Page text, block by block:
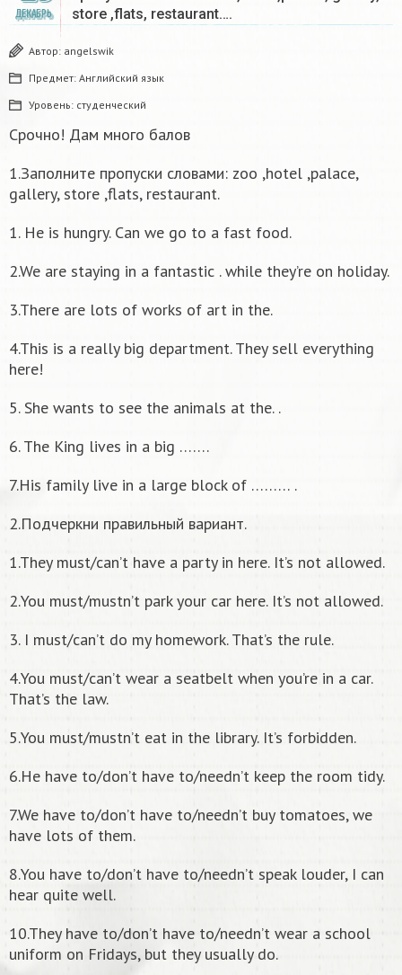
ДЕКАБРЬ
store ,flats, restaurant….
Автор: angelswik
Предмет: Английский язык
Уровень: студенческий
Срочно! Дам много балов
1.Заполните пропуски словами: zoo ,hotel ,palace,
gallery, store ,flats, restaurant.
1. He is hungry. Can we go to a fast food.
2.We are staying in a fantastic . while they’re on holiday.
3.There are lots of works of art in the.
4.This is a really big department. They sell everything
here!
5. She wants to see the animals at the. .
6. The Кing lives in a big …….
7.His family live in a large block of ……… .
2.Подчеркни правильный вариант.
1.They must/can’t have a party in here. It’s not allowed.
2.You must/mustn’t park your car here. It’s not allowed.
3. I must/can’t do my homework. That’s the rule.
4.You must/can’t wear a seatbelt when you’re in a car.
That’s the law.
5.You must/mustn’t eat in the library. It’s forbidden.
6.He have to/don’t have to/needn’t keep the room tidy.
7.We have to/don’t have to/needn’t buy tomatoes, we
have lots of them.
8.You have to/don’t have to/needn’t speak louder, I can
hear quite well.
10.They have to/don’t have to/needn’t wear a school
uniform on Fridays, but they usually do.